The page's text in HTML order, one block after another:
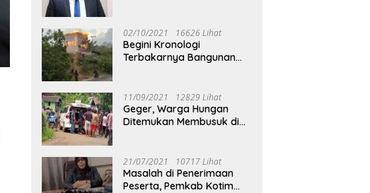
02/10/2021 16626 Lihat
Begini Kronologi
Terbakarnya Bangunan
11/09/2021 12829 Lihat
Geger, Warga Hungan
Ditemukan Membusuk di
21/07/2021 10717 Lihat
Masalah di Penerimaan
Peserta, Pemkab Kotim